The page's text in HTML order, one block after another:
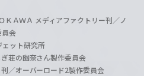
ＡＷＡ メディアファクトリー刊／ノ
会
ット研究所
荘の幽奈さん製作委員会
／オーバーロード2製作委員会